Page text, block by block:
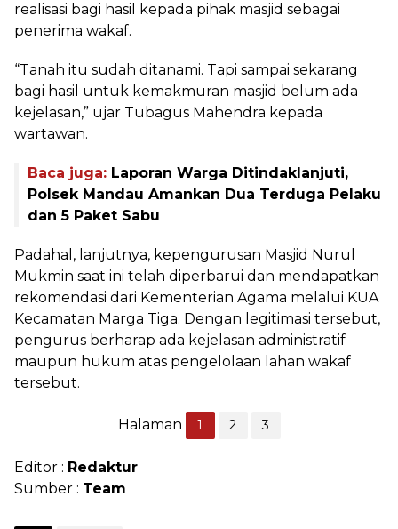
realisasi bagi hasil kepada pihak masjid sebagai
penerima wakaf.
“Tanah itu sudah ditanami. Tapi sampai sekarang
bagi hasil untuk kemakmuran masjid belum ada
kejelasan,” ujar Tubagus Mahendra kepada
wartawan.
Baca juga: Laporan Warga Ditindaklanjuti,
Polsek Mandau Amankan Dua Terduga Pelaku
dan 5 Paket Sabu
Padahal, lanjutnya, kepengurusan Masjid Nurul
Mukmin saat ini telah diperbarui dan mendapatkan
rekomendasi dari Kementerian Agama melalui KUA
Kecamatan Marga Tiga. Dengan legitimasi tersebut,
pengurus berharap ada kejelasan administratif
maupun hukum atas pengelolaan lahan wakaf
tersebut.
Halaman 1 2 3
Editor : Redaktur
Sumber : Team